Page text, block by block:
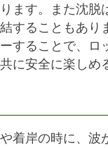
ます。また沈脱
することもあり
することで、ロ
に安全に楽しめ
着岸の時に、波